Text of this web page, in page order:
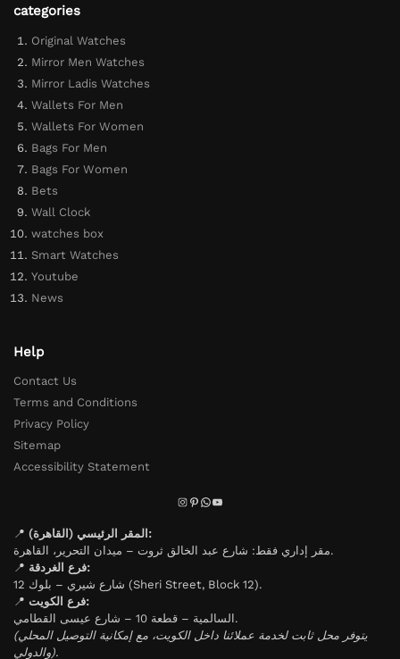
categories
Original Watches
Mirror Men Watches
Mirror Ladis Watches
Wallets For Men
Wallets For Women
Bags For Men
Bags For Women
Bets
Wall Clock
watches box
Smart Watches
Youtube
News
Help
Contact Us
Terms and Conditions
Privacy Policy
Sitemap
Accessibility Statement
📍
المقر الرئيسي (القاهرة):
مقر إداري فقط: شارع عبد الخالق ثروت – ميدان التحرير، القاهرة.
📍
فرع الغردقة:
شارع شيري – بلوك 12 (Sheri Street, Block 12).
📍
فرع الكويت:
السالمية – قطعة 10 – شارع عيسى القطامي.
(يتوفر محل ثابت لخدمة عملائنا داخل الكويت، مع إمكانية التوصيل المحلي
والدولي).